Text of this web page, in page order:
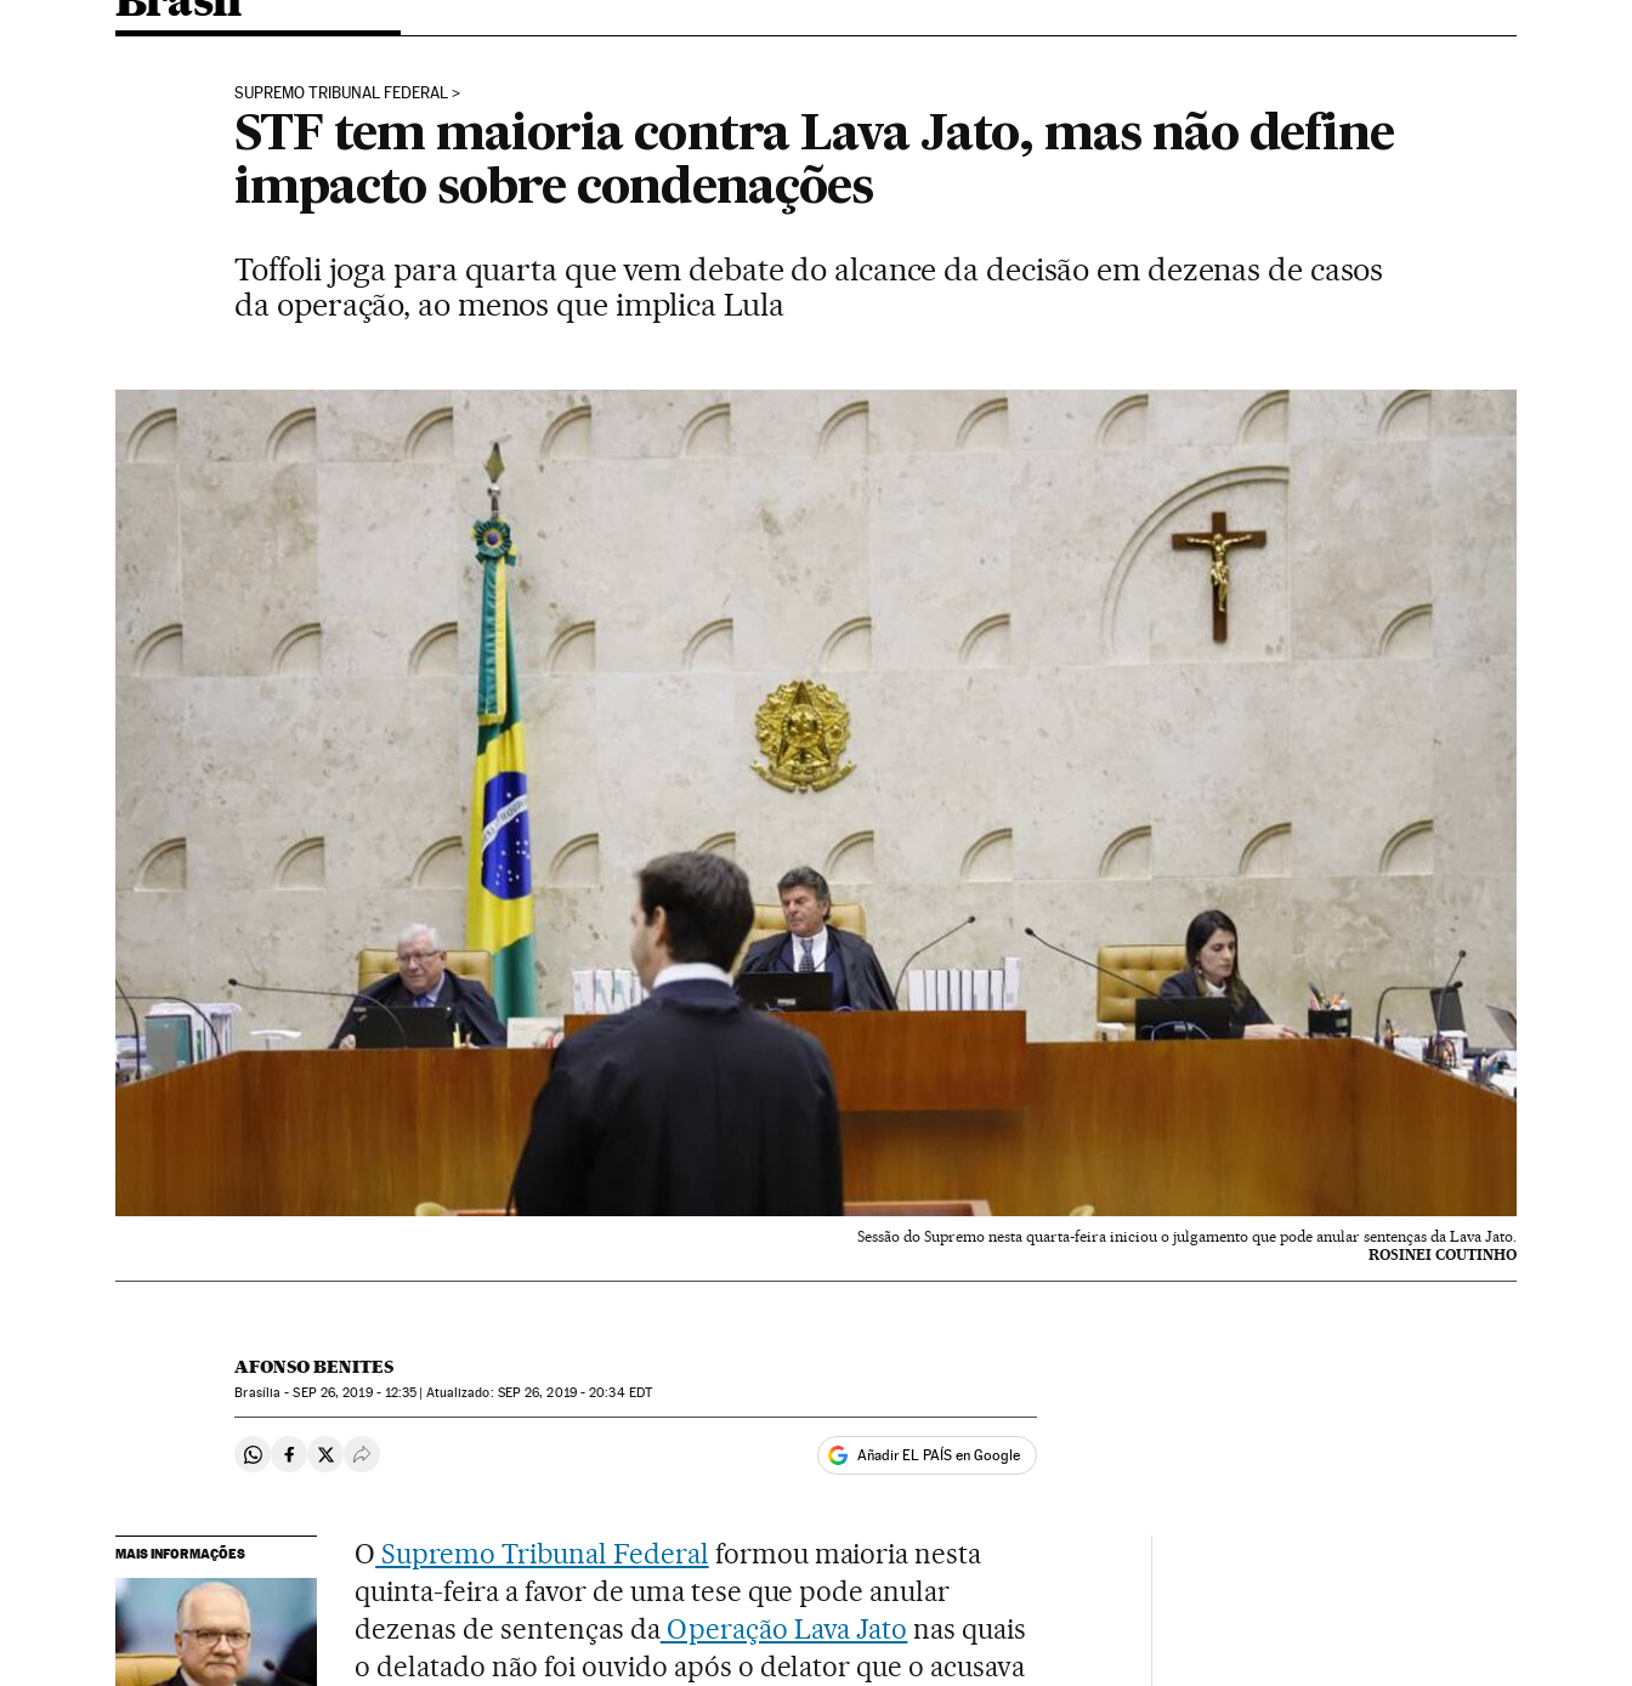
SUPREMO TRIBUNAL FEDERAL
STF tem maioria contra Lava Jato, mas não define
impacto sobre condenações
Toffoli joga para quarta que vem debate do alcance da decisão em dezenas de casos
da operação, ao menos que implica Lula
Sessão do Supremo nesta quarta-feira iniciou o julgamento que pode anular sentenças da Lava Jato.
ROSINEI COUTINHO
AFONSO BENITES
Brasília -SEP26, 2019 - 12:35 atualizado: SEP26, 2019 - 20:34EDT
Compartir en Whatsapp
Compartir en Facebook
Compartir en Twitter
Desplegar Redes Sociales Añadir EL PAÍS en Google
MAIS INFORMAÇÕES O Supremo Tribunal Federal formou maioria nesta
quinta-feira a favor de uma tese que pode anular
dezenas de sentenças daOperação Lava Jato nas quais
o delatado não foi ouvido após o delator que o acusava